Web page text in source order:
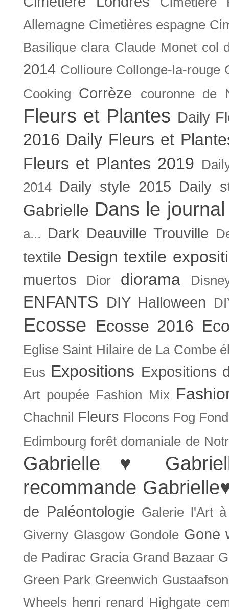
Allemagne Cimetières espagne
Basilique clara Claude Monet col
2014 Collioure Collonge-la-rouge
Cooking
Corrèze couronne de
Fleurs et Plantes Daily
2016 Daily Fleurs et
Fleurs et Plantes 2019
2014
Daily style 2015 Daily
Gabrielle Dans le journal
a... Dark Deauville Trouville
textile Design textile
muertos Dior diorama
ENFANTS DIY Halloween
Ecosse Ecosse 2016
Eglise Saint Hilaire de La Combe
Eus Expositions Expositions
Art poupée Fashion Mix
Chachnil Fleurs Flocons Fog
Edimbourg forêt domaniale de
Gabrielle ♥
recommande
de Paléontologie Galerie l'Art
Giverny Glasgow Gondole Gone
de Padirac Gracia Grand Bazaar
Green Park Greenwich Gustaafson
Wheels henri renard Highgate